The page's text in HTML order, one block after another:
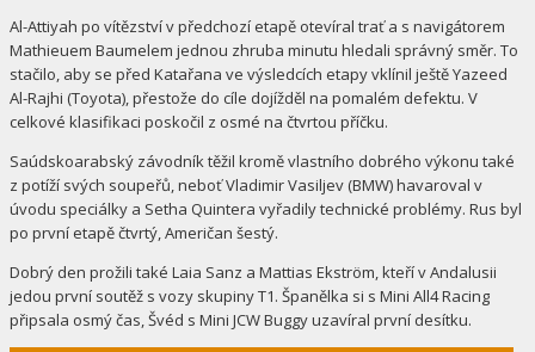
Al-Attiyah po vítězství v předchozí etapě otevíral trať a s navigátorem
Mathieuem Baumelem jednou zhruba minutu hledali správný směr. To
stačilo, aby se před Katařana ve výsledcích etapy vklínil ještě Yazeed
Al-Rajhi (Toyota), přestože do cíle dojížděl na pomalém defektu. V
celkové klasifikaci poskočil z osmé na čtvrtou příčku.
Saúdskoarabský závodník těžil kromě vlastního dobrého výkonu také
z potíží svých soupeřů, neboť Vladimir Vasiljev (BMW) havaroval v
úvodu speciálky a Setha Quintera vyřadily technické problémy. Rus byl
po první etapě čtvrtý, Američan šestý.
Dobrý den prožili také Laia Sanz a Mattias Ekström, kteří v Andalusii
jedou první soutěž s vozy skupiny T1. Španělka si s Mini All4 Racing
připsala osmý čas, Švéd s Mini JCW Buggy uzavíral první desítku.